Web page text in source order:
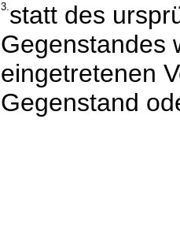
3.statt des
Gegenstandes
eingetretenen
Gegenstand